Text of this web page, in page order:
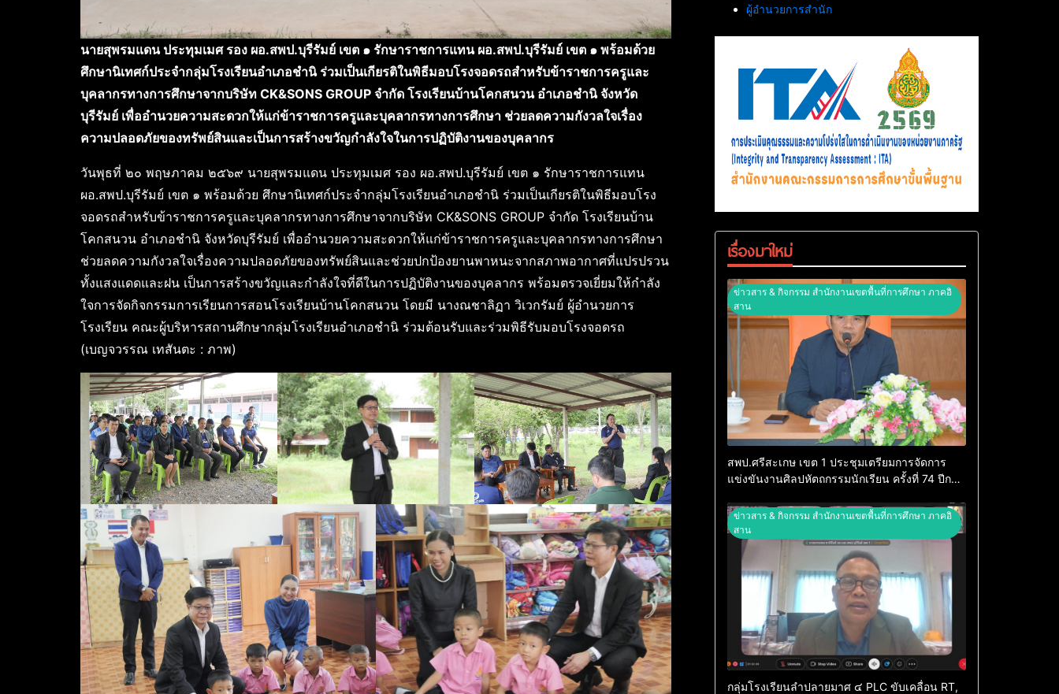
นายสุพรมแดน ประทุมเมศ รอง ผอ.สพป.บุรีรัมย์ เขต ๑ รักษาราชการแทน ผอ.สพป.บุรีรัมย์ เขต ๑ พร้อมด้วย
ศึกษานิเทศก์ประจำกลุ่มโรงเรียนอำเภอชำนิ ร่วมเป็นเกียรติในพิธีมอบโรงจอดรถสำหรับข้าราชการครูและ
บุคลากรทางการศึกษาจากบริษัท CK&SONS GROUP จำกัด โรงเรียนบ้านโคกสนวน อำเภอชำนิ จังหวัด
บุรีรัมย์ เพื่ออำนวยความสะดวกให้แก่ข้าราชการครูและบุคลากรทางการศึกษา ช่วยลดความกังวลใจเรื่อง
ความปลอดภัยของทรัพย์สินและเป็นการสร้างขวัญกำลังใจในการปฏิบัติงานของบุคลากร
วันพุธที่ ๒๐ พฤษภาคม ๒๕๖๙ นายสุพรมแดน ประทุมเมศ รอง ผอ.สพป.บุรีรัมย์ เขต ๑ รักษาราชการแทน
ผอ.สพป.บุรีรัมย์ เขต ๑ พร้อมด้วย ศึกษานิเทศก์ประจำกลุ่มโรงเรียนอำเภอชำนิ ร่วมเป็นเกียรติในพิธีมอบโรง
จอดรถสำหรับข้าราชการครูและบุคลากรทางการศึกษาจากบริษัท CK&SONS GROUP จำกัด โรงเรียนบ้าน
โคกสนวน อำเภอชำนิ จังหวัดบุรีรัมย์ เพื่ออำนวยความสะดวกให้แก่ข้าราชการครูและบุคลากรทางการศึกษา
ช่วยลดความกังวลใจเรื่องความปลอดภัยของทรัพย์สินและช่วยปกป้องยานพาหนะจากสภาพอากาศที่แปรปรวน
ทั้งแสงแดดและฝน เป็นการสร้างขวัญและกำลังใจที่ดีในการปฏิบัติงานของบุคลากร พร้อมตรวจเยี่ยมให้กำลัง
ใจการจัดกิจกรรมการเรียนการสอนโรงเรียนบ้านโคกสนวน โดยมี นางณชาลิฏา วิเวกรัมย์ ผู้อำนวยการ
โรงเรียน คณะผู้บริหารสถานศึกษากลุ่มโรงเรียนอำเภอชำนิ ร่วมต้อนรับและร่วมพิธีรับมอบโรงจอดรถ
(เบญจวรรณ เทสันตะ : ภาพ)
ผู้อำนวยการสำนัก
เรื่องมาใหม่
ข่าวสาร & กิจกรรม สำนักงานเขตพื้นที่การศึกษา ภาคอิ
สาน
สพป.ศรีสะเกษ เขต 1 ประชุมเตรียมการจัดการ
แข่งขันงานศิลปหัตถกรรมนักเรียน ครั้งที่ 74 ปีการ
ข่าวสาร & กิจกรรม สำนักงานเขตพื้นที่การศึกษา ภาคอิ
สาน
กลุ่มโรงเรียนลำปลายมาศ ๔ PLC ขับเคลื่อน RT,